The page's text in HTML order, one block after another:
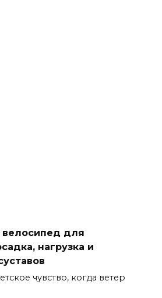
велосипед для
нагрузка и
чувство, когда ветер